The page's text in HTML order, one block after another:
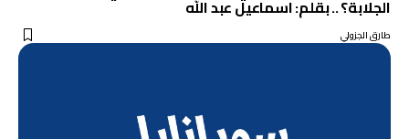
الجلابة؟ .. بقلم: اسماعيل عبد الله
طارق الجزولي